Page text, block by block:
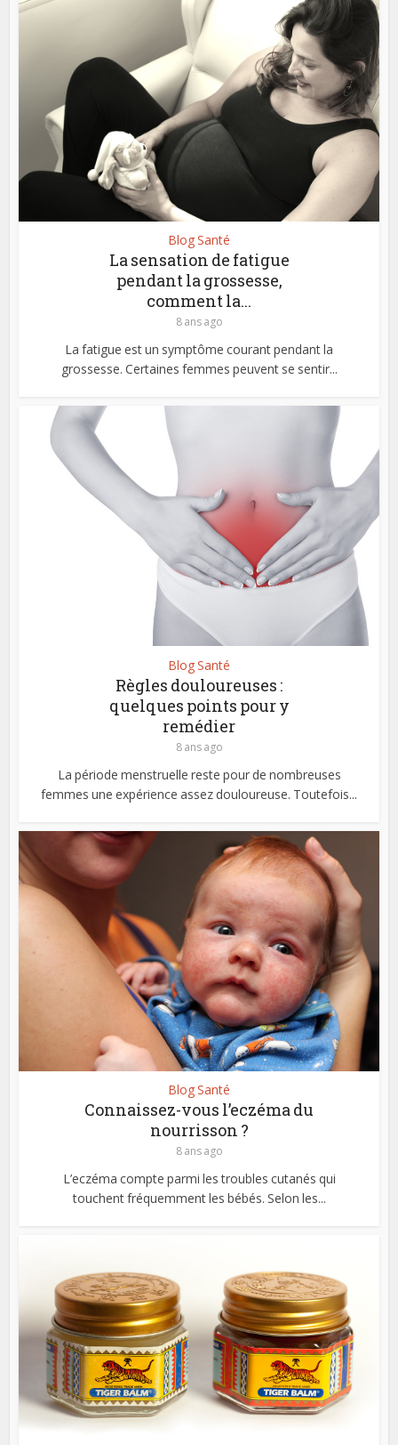
Blog Santé
La sensation de fatigue
pendant la grossesse,
comment la...
8 ans ago
La fatigue est un symptôme courant pendant la
grossesse. Certaines femmes peuvent se sentir...
Blog Santé
Règles douloureuses :
quelques points pour y
remédier
8 ans ago
La période menstruelle reste pour de nombreuses
femmes une expérience assez douloureuse. Toutefois...
Blog Santé
Connaissez-vous l’eczéma du
nourrisson ?
8 ans ago
L’eczéma compte parmi les troubles cutanés qui
touchent fréquemment les bébés. Selon les...